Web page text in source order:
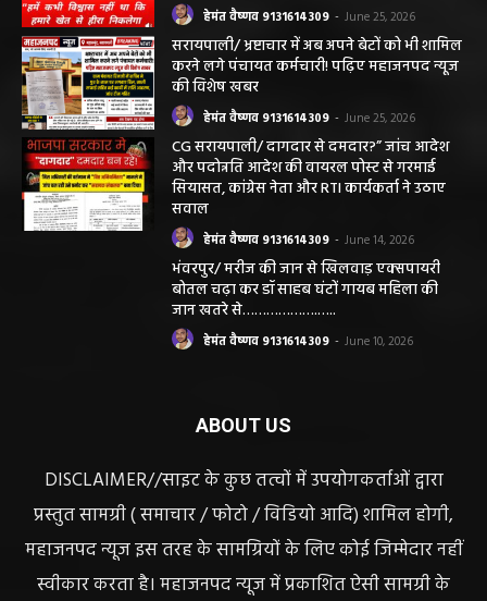
हेमंत वैष्णव 9131614309 - June 25, 2026
सरायपाली/ भ्रष्टाचार में अब अपने बेटों को भी शामिल
करने लगे पंचायत कर्मचारी! पढ़िए महाजनपद न्यूज
की विशेष खबर
हेमंत वैष्णव 9131614309 - June 25, 2026
CG सरायपाली/ दागदार से दमदार?” जांच आदेश
और पदोन्नति आदेश की वायरल पोस्ट से गरमाई
सियासत, कांग्रेस नेता और RTI कार्यकर्ता ने उठाए
सवाल
हेमंत वैष्णव 9131614309 - June 14, 2026
भंवरपुर/ मरीज की जान से खिलवाड़ एक्सपायरी
बोतल चढ़ा कर डॉ साहब घंटों गायब महिला की
जान खतरे से……………….…..
हेमंत वैष्णव 9131614309 - June 10, 2026
ABOUT US
DISCLAIMER//साइट के कुछ तत्वों में उपयोगकर्ताओं द्वारा
प्रस्तुत सामग्री ( समाचार / फोटो / विडियो आदि) शामिल होगी,
महाजनपद न्यूज इस तरह के सामग्रियों के लिए कोई जिम्मेदार नहीं
स्वीकार करता है। महाजनपद न्यूज में प्रकाशित ऐसी सामग्री के